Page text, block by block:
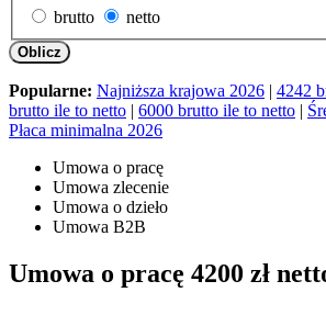
brutto netto
Oblicz
Popularne: Najniższa krajowa 2026 | 4242
brutto ile to netto | 6000 brutto ile to netto |
Płaca minimalna 2026
Umowa o pracę
Umowa zlecenie
Umowa o dzieło
Umowa B2B
Umowa o pracę 4200 zł